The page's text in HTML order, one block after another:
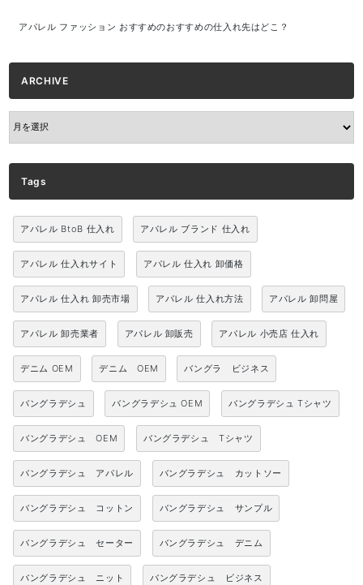
アパレル ファッション おすすめのおすすめの仕入れ先はどこ？
ARCHIVE
ARCHIVE
Tags
アパレル BtoB 仕入れ アパレル ブランド 仕入れ
アパレル 仕入れサイト アパレル 仕入れ 卸価格
アパレル 仕入れ 卸売市場 アパレル 仕入れ方法 アパレル 卸問屋
アパレル 卸売業者 アパレル 卸販売 アパレル 小売店 仕入れ
デニム OEM デニム OEM バングラ ビジネス
バングラデシュ バングラデシュ OEM バングラデシュ Tシャツ
バングラデシュ OEM バングラデシュ Tシャツ
バングラデシュ アパレル バングラデシュ カットソー
バングラデシュ コットン バングラデシュ サンプル
バングラデシュ セーター バングラデシュ デニム
バングラデシュ ニット バングラデシュ ビジネス